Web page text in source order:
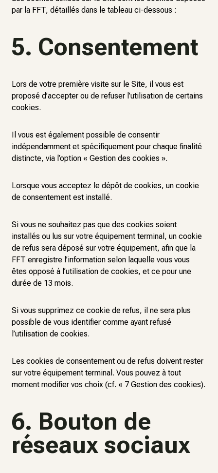
par la FFT, détaillés dans le tableau ci-dessous :
5. Consentement
Lors de votre première visite sur le Site, il vous est
proposé d’accepter ou de refuser l’utilisation de certains
cookies.
Il vous est également possible de consentir
indépendamment et spécifiquement pour chaque finalité
distincte, via l’option « Gestion des cookies ».
Lorsque vous acceptez le dépôt de cookies, un cookie
de consentement est installé.
Si vous ne souhaitez pas que des cookies soient
installés ou lus sur votre équipement terminal, un cookie
de refus sera déposé sur votre équipement, afin que la
FFT enregistre l’information selon laquelle vous vous
êtes opposé à l’utilisation de cookies, et ce pour une
durée de 13 mois.
Si vous supprimez ce cookie de refus, il ne sera plus
possible de vous identifier comme ayant refusé
l’utilisation de cookies.
Les cookies de consentement ou de refus doivent rester
sur votre équipement terminal. Vous pouvez à tout
moment modifier vos choix (cf. « 7 Gestion des cookies).
6. Bouton de
réseaux sociaux